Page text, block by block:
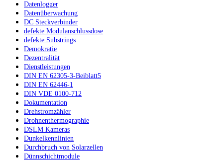
Datenlogger
Datenüberwachung
DC Steckverbinder
defekte Modulanschlussdose
defekte Substrings
Demokratie
Dezentralität
Dienstleistungen
DIN EN 62305-3-Beiblatt5
DIN EN 62446-1
DIN VDE 0100-712
Dokumentation
Drehstromzähler
Drohnenthermographie
DSLM Kameras
Dunkelkennlinien
Durchbruch von Solarzellen
Dünnschichtmodule